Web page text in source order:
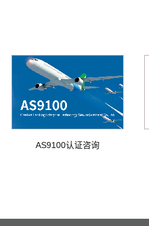
AS9100认证咨询